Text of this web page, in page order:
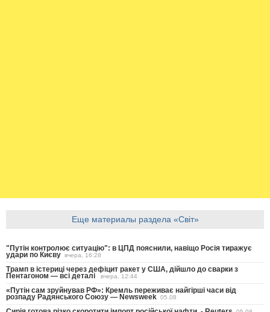
Еще материалы раздела «Світ»
"Путін контролює ситуацію": в ЦПД пояснили, навіщо Росія тиражує
удари по Києву вчера, 16:28
Трамп в істериці через дефіцит ракет у США, дійшло до сварки з
Пентагоном — всі деталі вчера, 12:44
«Путін сам зруйнував РФ»: Кремль переживає найгірші часи від
розпаду Радянського Союзу — Newsweek 05.08